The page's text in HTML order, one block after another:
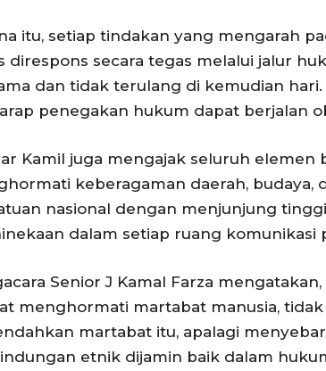
SUBSCRIBE NOW
itu, setiap tindakan yang mengarah
direspons secara tegas melalui jalur
dan tidak terulang di kemudian hari.
penegakan hukum dapat berjalan
Kamil juga mengajak seluruh elemen
keberagaman daerah, budaya,
nasional dengan menjunjung
dalam setiap ruang komunikasi
Senior J Kamal Farza
menghormati martabat manusia,
martabat itu, apalagi
etnik dijamin baik dalam